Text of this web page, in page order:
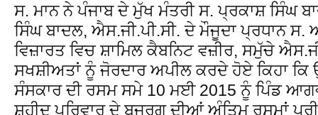
ਸ. ਮਾਨ ਨੇ ਪੰਜਾਬ ਦੇ ਮੁੱਖ ਮੰਤਰੀ ਸ. ਪ੍ਰਕਾਸ਼ ਸਿੰਘ
ਸਿੰਘ ਬਾਦਲ, ਐਸ.ਜੀ.ਪੀ.ਸੀ. ਦੇ ਮੌਜੂਦਾ ਪ੍ਰਧਾਨ ਸ.
ਵਿਜ਼ਾਰਤ ਵਿਚ ਸ਼ਾਮਿਲ ਕੈਬਨਿਟ ਵਜ਼ੀਰ, ਸਮੁੱਚੇ
ਸਖਸ਼ੀਅਤਾਂ ਨੂੰ ਜੋਰਦਾਰ ਅਪੀਲ ਕਰਦੇ ਹੋਏ ਕਿਹਾ
ਸੰਸਕਾਰ ਦੀ ਰਸਮ ਸਮੇ 10 ਮਈ 2015 ਨੂੰ ਪਿੰਡ
ਸ਼ਹੀਦ ਪਰਿਵਾਰ ਦੇ ਬਜੁਰਗ ਦੀਆਂ ਅੰਤਿਮ ਰਸਮਾਂ